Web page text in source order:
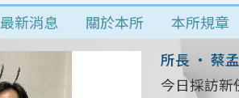
最新消息 關於本所 本所規章
所長 • 蔡
今日採訪新